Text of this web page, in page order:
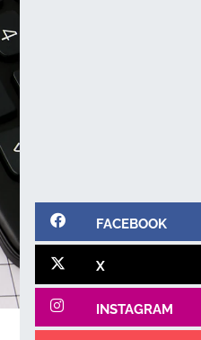
FACEBOOK
X
INSTAGRAM